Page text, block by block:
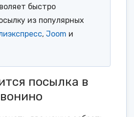
быстро
из популярных
, Joom и
посылка в